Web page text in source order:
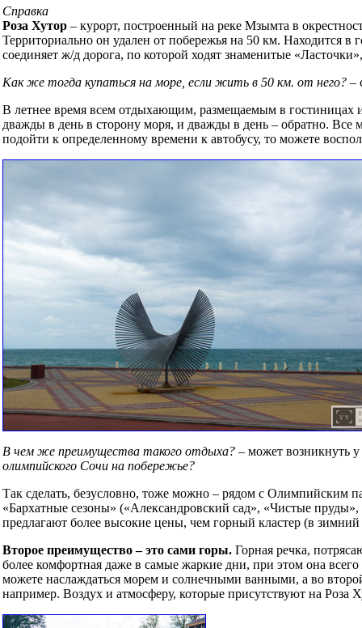
Справка
Роза Хутор – курорт, построенный на реке Мзымта в
Территориально он удален от побережья на 50 км. Находится
соединяет ж/д дорога, по которой ходят знаменитые
Как же тогда купаться на море, если жить в 50 км. от него? –
В летнее время всем отдыхающим, размещаемым в гостиницах
дважды в день в сторону моря, и дважды в день – обратно. Все
подойти к определенному времени к автобусу, то можете
В чем же преимущества такого отдыха? – может возникнуть
олимпийского Сочи на побережье?
Так сделать, безусловно, тоже можно – рядом с Олимпийским
«Бархатные сезоны» («Александровский сад», «Чистые
предлагают более высокие цены, чем горный кластер (в
Второе преимущество – это сами горы. Горная речка,
более комфортная даже в самые жаркие дни, при этом она
можете наслаждаться морем и солнечными ванными, а во
например. Воздух и атмосферу, которые присутствуют на Роза